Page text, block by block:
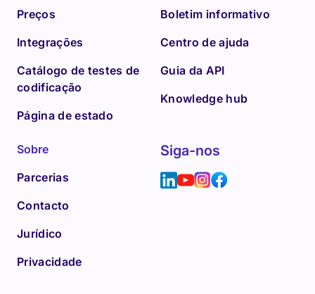
Preços
Integrações
Catálogo de testes de
codificação
Página de estado
Boletim informativo
Centro de ajuda
Guia da API
Knowledge hub
Sobre
Parcerias
Contacto
Jurídico
Privacidade
Siga-nos